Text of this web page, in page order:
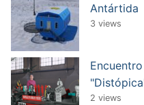
Antártida
3 views
2 views